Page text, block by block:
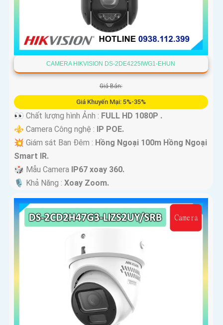
CAMERA HIKVISION DS-2DE4225IWG1-EHUN
Giá Bán:
Giá Khuyến Mại: 5%-35%
️
👀 Chất lượng hình Ảnh : FULL HD 1080P .
⚜️ Camera Công nghệ : IP POE.
💥 Giám sát Ban Đêm : Hồng Ngoại 100m Hồng Ngoại
Smart IR.
🎲 Mẫu Camera IP67 xoay 360.
️🎙 Khả Năng : Xoay Zoom.